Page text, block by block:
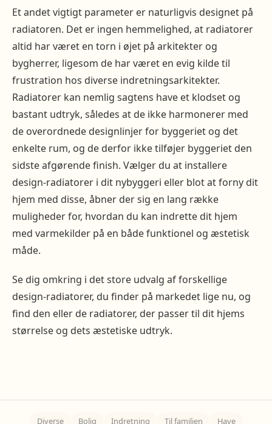
Et andet vigtigt parameter er naturligvis designet på
radiatoren. Det er ingen hemmelighed, at radiatorer
altid har været en torn i øjet på arkitekter og
bygherrer, ligesom de har været en evig kilde til
frustration hos diverse indretningsarkitekter.
Radiatorer kan nemlig sagtens have et klodset og
bastant udtryk, således at de ikke harmonerer med
de overordnede designlinjer for byggeriet og det
enkelte rum, og de derfor ikke tilføjer byggeriet den
sidste afgørende finish. Vælger du at installere
design-radiatorer i dit nybyggeri eller blot at forny dit
hjem med disse, åbner der sig en lang række
muligheder for, hvordan du kan indrette dit hjem
med varmekilder på en både funktionel og æstetisk
måde.
Se dig omkring i det store udvalg af forskellige
design-radiatorer, du finder på markedet lige nu, og
find den eller de radiatorer, der passer til dit hjems
størrelse og dets æstetiske udtryk.
Diverse Bolig Indretning Til familien Have